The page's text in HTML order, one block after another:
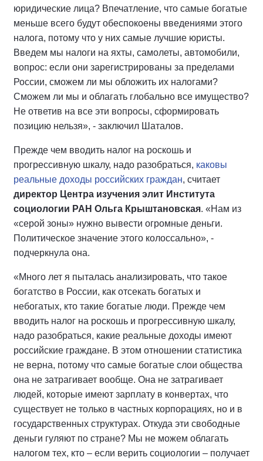
юридические лица? Впечатление, что самые богатые
меньше всего будут обеспокоены введениями этого
налога, потому что у них самые лучшие юристы.
Введем мы налоги на яхты, самолеты, автомобили,
вопрос: если они зарегистрированы за пределами
России, сможем ли мы обложить их налогами?
Сможем ли мы и облагать глобально все имущество?
Не ответив на все эти вопросы, сформировать
позицию нельзя», - заключил Шаталов.
Прежде чем вводить налог на роскошь и
прогрессивную шкалу, надо разобраться, каковы
реальные доходы российских граждан, считает
директор Центра изучения элит Института
социологии РАН Ольга Крыштановская. «Нам из
«серой зоны» нужно вывести огромные деньги.
Политическое значение этого колоссально», -
подчеркнула она.
«Много лет я пыталась анализировать, что такое
богатство в России, как отсекать богатых и
небогатых, кто такие богатые люди. Прежде чем
вводить налог на роскошь и прогрессивную шкалу,
надо разобраться, какие реальные доходы имеют
российские граждане. В этом отношении статистика
не верна, потому что самые богатые слои общества
она не затрагивает вообще. Она не затрагивает
людей, которые имеют зарплату в конвертах, что
существует не только в частных корпорациях, но и в
государственных структурах. Откуда эти свободные
деньги гуляют по стране? Мы не можем облагать
налогом тех, кто – если верить социологии – получает